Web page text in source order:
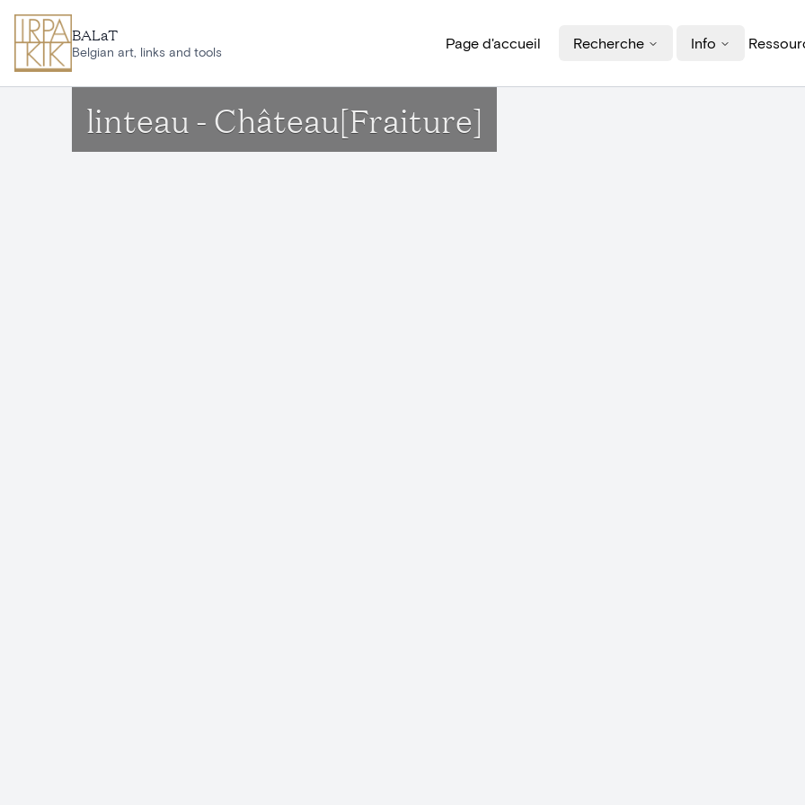
BALaT
Belgian art, links and tools
Page d'accueil Recherche Info
linteau - Château[Fraiture]